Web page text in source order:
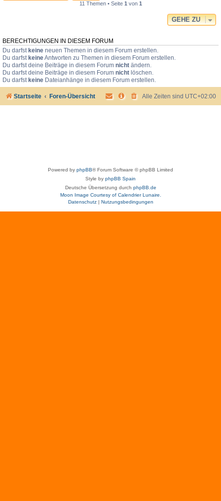
11 Themen • Seite 1 von 1
GEHE ZU
BERECHTIGUNGEN IN DIESEM FORUM
Du darfst keine neuen Themen in diesem Forum erstellen.
Du darfst keineAntworten zu Themen in diesem Forum erstellen.
Du darfst deine Beiträge in diesem Forum nicht ändern.
Du darfst deine Beiträge in diesem Forum nicht löschen.
Du darfst keine Dateianhänge in diesem Forum erstellen.
Startseite Foren-Übersicht Alle Zeiten sind UTC+02:00
Powered by phpBB® Forum Software © phpBB Limited
Style by phpBB Spain
Deutsche Übersetzung durch phpBB.de
Moon Image Courtesy of Calendrier Lunaire.
Datenschutz| Nutzungsbedingungen